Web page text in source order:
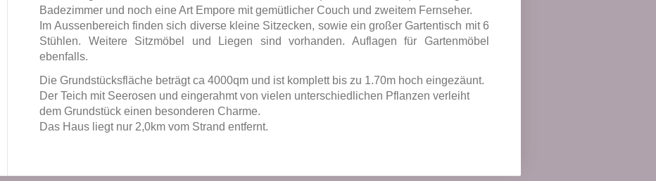
Badezimmer und noch eine Art Empore mit gemütlicher Couch und zweitem Fernseher.
Im Aussenbereich finden sich diverse kleine Sitzecken, sowie ein großer Gartentisch mit 6
Stühlen. Weitere Sitzmöbel und Liegen sind vorhanden. Auflagen für Gartenmöbel
ebenfalls.
Die Grundstücksfläche beträgt ca 4000qm und ist komplett bis zu 1.70m hoch eingezäunt.
Der Teich mit Seerosen und eingerahmt von vielen unterschiedlichen Pflanzen verleiht
dem Grundstück einen besonderen Charme.
Das Haus liegt nur 2,0km vom Strand entfernt.